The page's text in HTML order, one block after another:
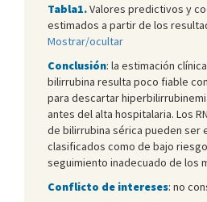
Tabla1.Valores predictivos y
estimados a partir de los
Mostrar/ocultar
Conclusión: la estimación
bilirrubina resulta poco fiable
para descartar
antes del alta hospitalaria. Los
de bilirrubina sérica pueden ser
clasificados como de bajo
seguimiento inadecuado de los
Conflicto de intereses: no